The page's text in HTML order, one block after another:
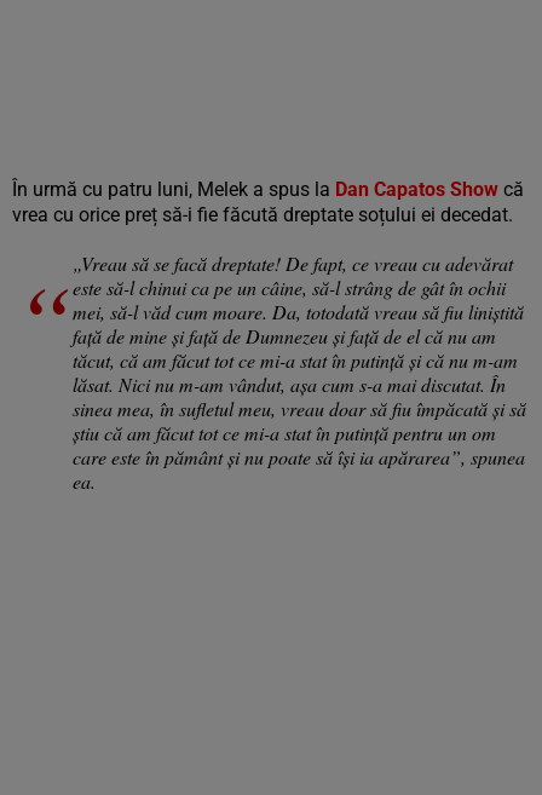
În urmă cu patru luni, Melek a spus la Dan Capatos Show că
vrea cu orice preț să-i fie făcută dreptate soțului ei decedat.
„Vreau să se facă dreptate! De fapt, ce vreau cu adevărat
este să-l chinui ca pe un câine, să-l strâng de gât în ochii
mei, să-l văd cum moare. Da, totodată vreau să fiu liniștită
față de mine și față de Dumnezeu și față de el că nu am
tăcut, că am făcut tot ce mi-a stat în putință și că nu m-am
lăsat. Nici nu m-am vândut, așa cum s-a mai discutat. În
sinea mea, în sufletul meu, vreau doar să fiu împăcată și să
știu că am făcut tot ce mi-a stat în putință pentru un om
care este în pământ și nu poate să își ia apărarea”, spunea
ea.